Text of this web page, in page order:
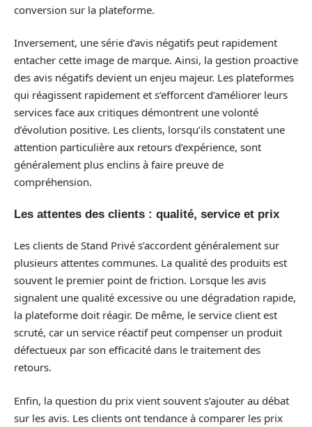
conversion sur la plateforme.
Inversement, une série d’avis négatifs peut rapidement
entacher cette image de marque. Ainsi, la gestion proactive
des avis négatifs devient un enjeu majeur. Les plateformes
qui réagissent rapidement et s’efforcent d’améliorer leurs
services face aux critiques démontrent une volonté
d’évolution positive. Les clients, lorsqu’ils constatent une
attention particulière aux retours d’expérience, sont
généralement plus enclins à faire preuve de
compréhension.
Les attentes des clients : qualité, service et prix
Les clients de Stand Privé s’accordent généralement sur
plusieurs attentes communes. La qualité des produits est
souvent le premier point de friction. Lorsque les avis
signalent une qualité excessive ou une dégradation rapide,
la plateforme doit réagir. De même, le service client est
scruté, car un service réactif peut compenser un produit
défectueux par son efficacité dans le traitement des
retours.
Enfin, la question du prix vient souvent s’ajouter au débat
sur les avis. Les clients ont tendance à comparer les prix